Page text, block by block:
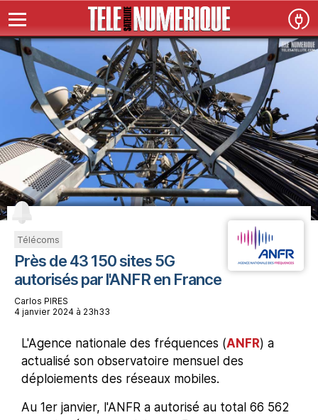
Télécoms
Près de 43 150 sites 5G
autorisés par l'ANFR en France
Carlos PIRES
4 janvier 2024 à 23h33
L'Agence nationale des fréquences (ANFR) a
actualisé son observatoire mensuel des
déploiements des réseaux mobiles.
Au 1er janvier, l'ANFR a autorisé au total 66 562